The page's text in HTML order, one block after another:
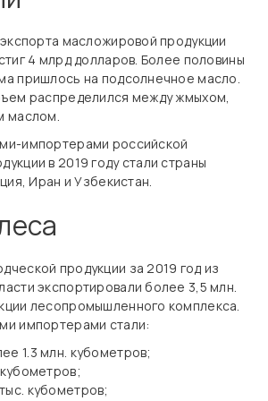
масложировой продукции
4 млрд долларов. Более половины
пришлось на подсолнечное масло.
распределился между жмыхом,
маслом.
импортерами российской
в 2019 году стали страны
Иран и Узбекистан.
продукции за 2019 год из
экспортировали более 3,5 млн.
лесопромышленного комплекса.
импортерами стали:
1.3 млн. кубометров;
кубометров;